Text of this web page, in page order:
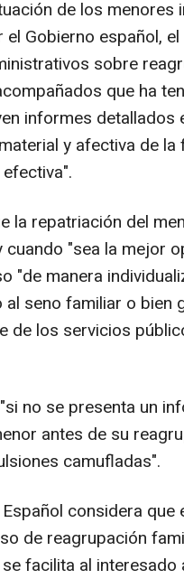
de los menores
Gobierno español,
sobre
que ha
informes detallados
y afectiva de la
la repatriación del
"sea la mejor
"de manera
seno familiar o bien
de los servicios
no se presenta un
antes de su
camufladas".
considera que
de reagrupación
facilita al interesado